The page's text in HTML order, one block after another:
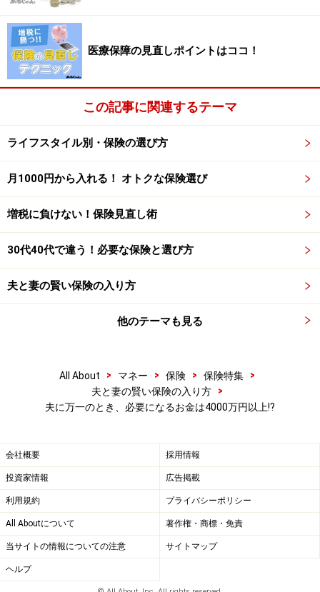
り。入りすぎによる保険料のムダ払い、逆に、保障不足
で困らないために適正額で加入を。
●子どもが独立するまで厚く
子どものいる人は、子育てのお金・教育資金を確保する
ために高額な死亡保障が必要になります。末の子どもが
独立してしまえば、死亡保障は減らせます。
●医療保障は一生涯が基本
死亡保障と併せて準備したいのが病気やケガの入院に備
ると安心。年をとって保障が途切れると困るので終身タ
イプがよいでしょう。
【表1】夫に必要な死亡保障額の目安
では、妻にはどのような保険が必要になるのでしょう
か。次のページは、 家事を担う主婦が入院すると1日2万
取材・文/小川千尋（ファイナンシャル・プランナー）
※記事内容は執筆時点のものです。最新の内容をご確認くださ
い。
医療保障の見直しポイントはココ！
この記事に関連するテーマ
ライフスタイル別・保険の選び方
月1000円から入れる！ オトクな保険選び
増税に負けない！保険見直し術
30代40代で違う！必要な保険と選び方
夫と妻の賢い保険の入り方
他のテーマも見る
All About > マネー > 保険 > 保険特集
>
夫と妻の賢い保険の入り方
>
夫に万一のとき、必要になるお金は4000万円以上!?
会社概要 採用情報
投資家情報 広告掲載
利用規約 プライバシーポリシー
All Aboutについて 著作権・商標・免責
当サイトの情報についての注意 サイトマップ
ヘルプ